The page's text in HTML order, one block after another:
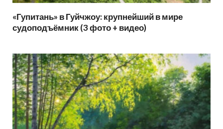
«Гупитань» в Гуйчжоу: крупнейший в мире
судоподъёмник (3 фото + видео)